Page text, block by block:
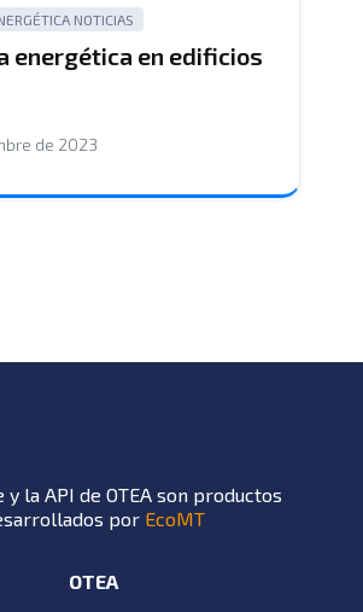
NOTICIAS
energética en edificios
de 2023
la API de OTEA son productos
por EcoMT
OTEA